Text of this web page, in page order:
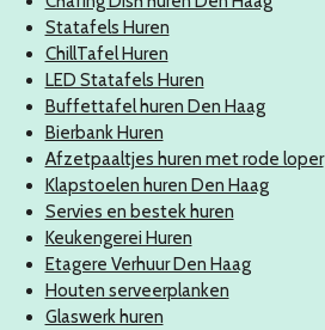
Statafels Huren
ChillTafel Huren
LED Statafels Huren
Buffettafel huren Den Haag
Bierbank Huren
Afzetpaaltjes huren met rode loper
Klapstoelen huren Den Haag
Servies en bestek huren
Keukengerei Huren
Etagere Verhuur Den Haag
Houten serveerplanken
Glaswerk huren